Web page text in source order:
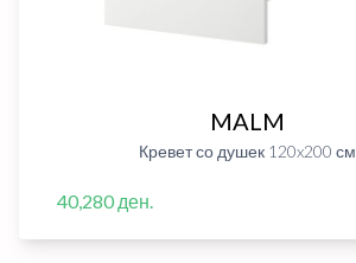
MALM
Кревет со душек 120x200 см
40,280 ден.